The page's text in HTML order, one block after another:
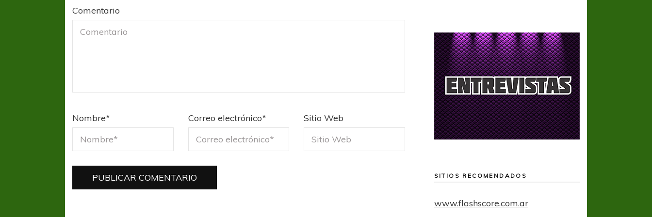
Comentario
Nombre* Correo electrónico* Sitio Web
SITIOS RECOMENDADOS
www.flashscore.com.ar